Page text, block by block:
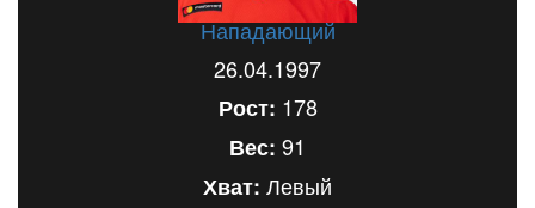
Нападающий
26.04.1997
Рост: 178
Вес: 91
Хват: Левый